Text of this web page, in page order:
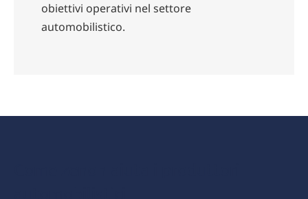
obiettivi operativi nel settore
automobilistico.